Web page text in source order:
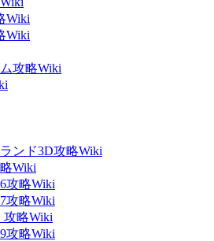
Wiki
Wiki
攻略Wiki
ンド3D攻略Wiki
Wiki
攻略Wiki
攻略Wiki
攻略Wiki
攻略Wiki